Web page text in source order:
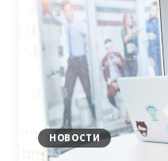
НОВОСТИ